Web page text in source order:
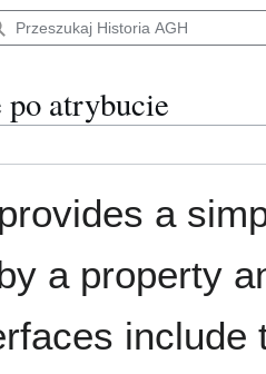
atrybucie
a
a property
include